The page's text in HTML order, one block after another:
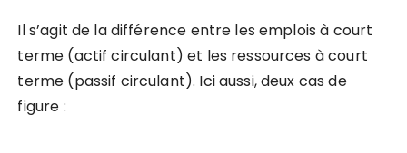
Il s’agit de la différence entre les emplois à court
terme (actif circulant) et les ressources à court
terme (passif circulant). Ici aussi, deux cas de
figure :